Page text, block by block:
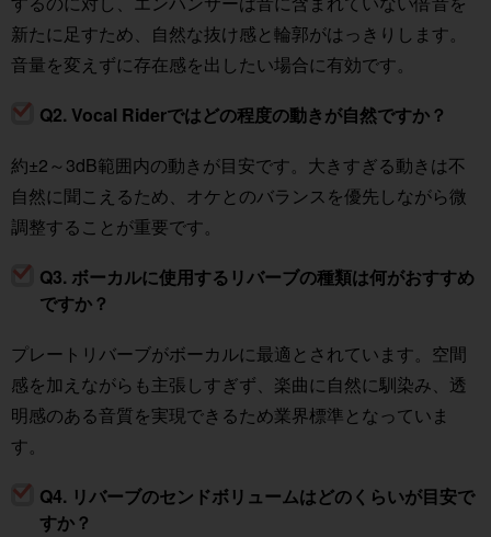
新たに足すため、自然な抜け感と輪郭がはっきりします。
音量を変えずに存在感を出したい場合に有効です。
Q2. Vocal Riderではどの程度の動きが自然ですか？
約±2～3dB範囲内の動きが目安です。大きすぎる動きは不
自然に聞こえるため、オケとのバランスを優先しながら微
調整することが重要です。
Q3. ボーカルに使用するリバーブの種類は何がおすすめ
ですか？
プレートリバーブがボーカルに最適とされています。空間
感を加えながらも主張しすぎず、楽曲に自然に馴染み、透
明感のある音質を実現できるため業界標準となっていま
す。
Q4. リバーブのセンドボリュームはどのくらいが目安で
すか？